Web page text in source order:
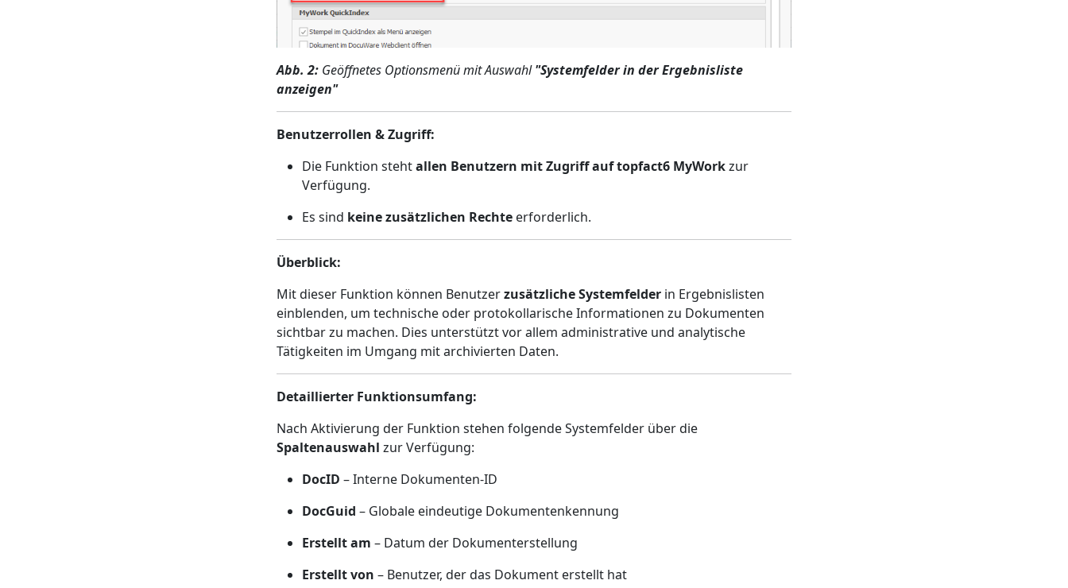
Abb. 2: Geöffnetes Optionsmenü mit Auswahl"Systemfelder in der Ergebnisliste
anzeigen"
Benutzerrollen & Zugriff:
Die Funktion stehtallen Benutzern mit Zugriff auf topfact6 MyWorkzur
Verfügung.
Es sind keine zusätzlichen Rechte erforderlich.
Überblick:
Mit dieser Funktion können Benutzerzusätzliche Systemfelder in Ergebnislisten
einblenden, um technische oder protokollarische Informationen zu Dokumenten
sichtbar zu machen. Dies unterstützt vor allem administrative und analytische
Tätigkeiten im Umgang mit archivierten Daten.
Detaillierter Funktionsumfang:
Nach Aktivierung der Funktion stehen folgende Systemfelder über die
Spaltenauswahl zur Verfügung:
DocID – Interne Dokumenten-ID
DocGuid – Globale eindeutige Dokumentenkennung
Erstellt am – Datum der Dokumenterstellung
Erstellt von – Benutzer, der das Dokument erstellt hat